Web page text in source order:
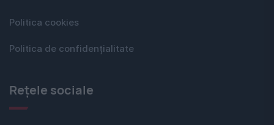
Politica cookies
Politica de confidențialitate
Rețele sociale